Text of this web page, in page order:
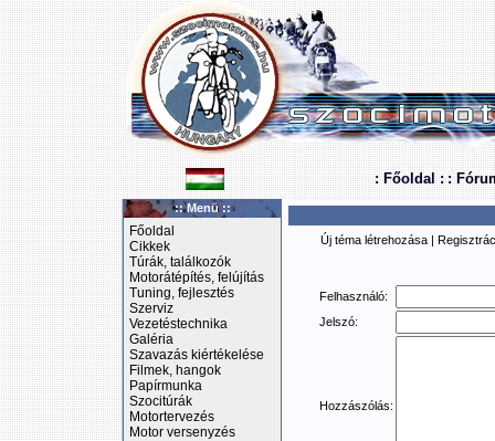
: Főoldal : :
:: Menü ::
Főoldal
Cikkek
Túrák, találkozók
Motorátépítés, felújítás
Tuning, fejlesztés
Szerviz
Vezetéstechnika
Galéria
Szavazás kiértékelése
Filmek, hangok
Papírmunka
Szocitúrák
Motortervezés
Motor versenyzés
Új téma létrehozása |
Felhasználó:
Jelszó:
Hozzászólás: